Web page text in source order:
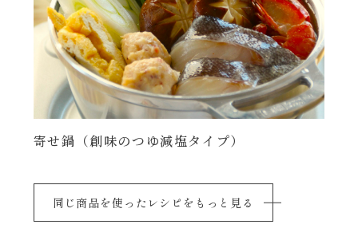
寄せ鍋（創味のつゆ減塩タイプ）
同じ商品を使ったレシピをもっと見る